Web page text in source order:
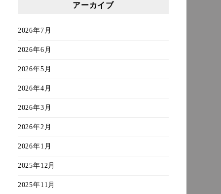
アーカイブ
2026年7月
2026年6月
2026年5月
2026年4月
2026年3月
2026年2月
2026年1月
2025年12月
2025年11月